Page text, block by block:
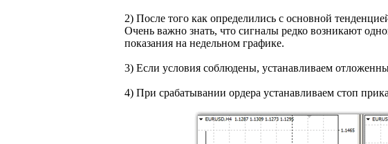
2) После того как определились с основной
Очень важно знать, что сигналы редко возникают
показания на недельном графике.
3) Если условия соблюдены, устанавливаем
4) При срабатывании ордера устанавливаем стоп